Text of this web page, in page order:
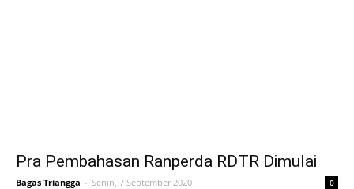
Pra Pembahasan Ranperda RDTR Dimulai
Bagas Triangga - Senin, 7 September 2020 0